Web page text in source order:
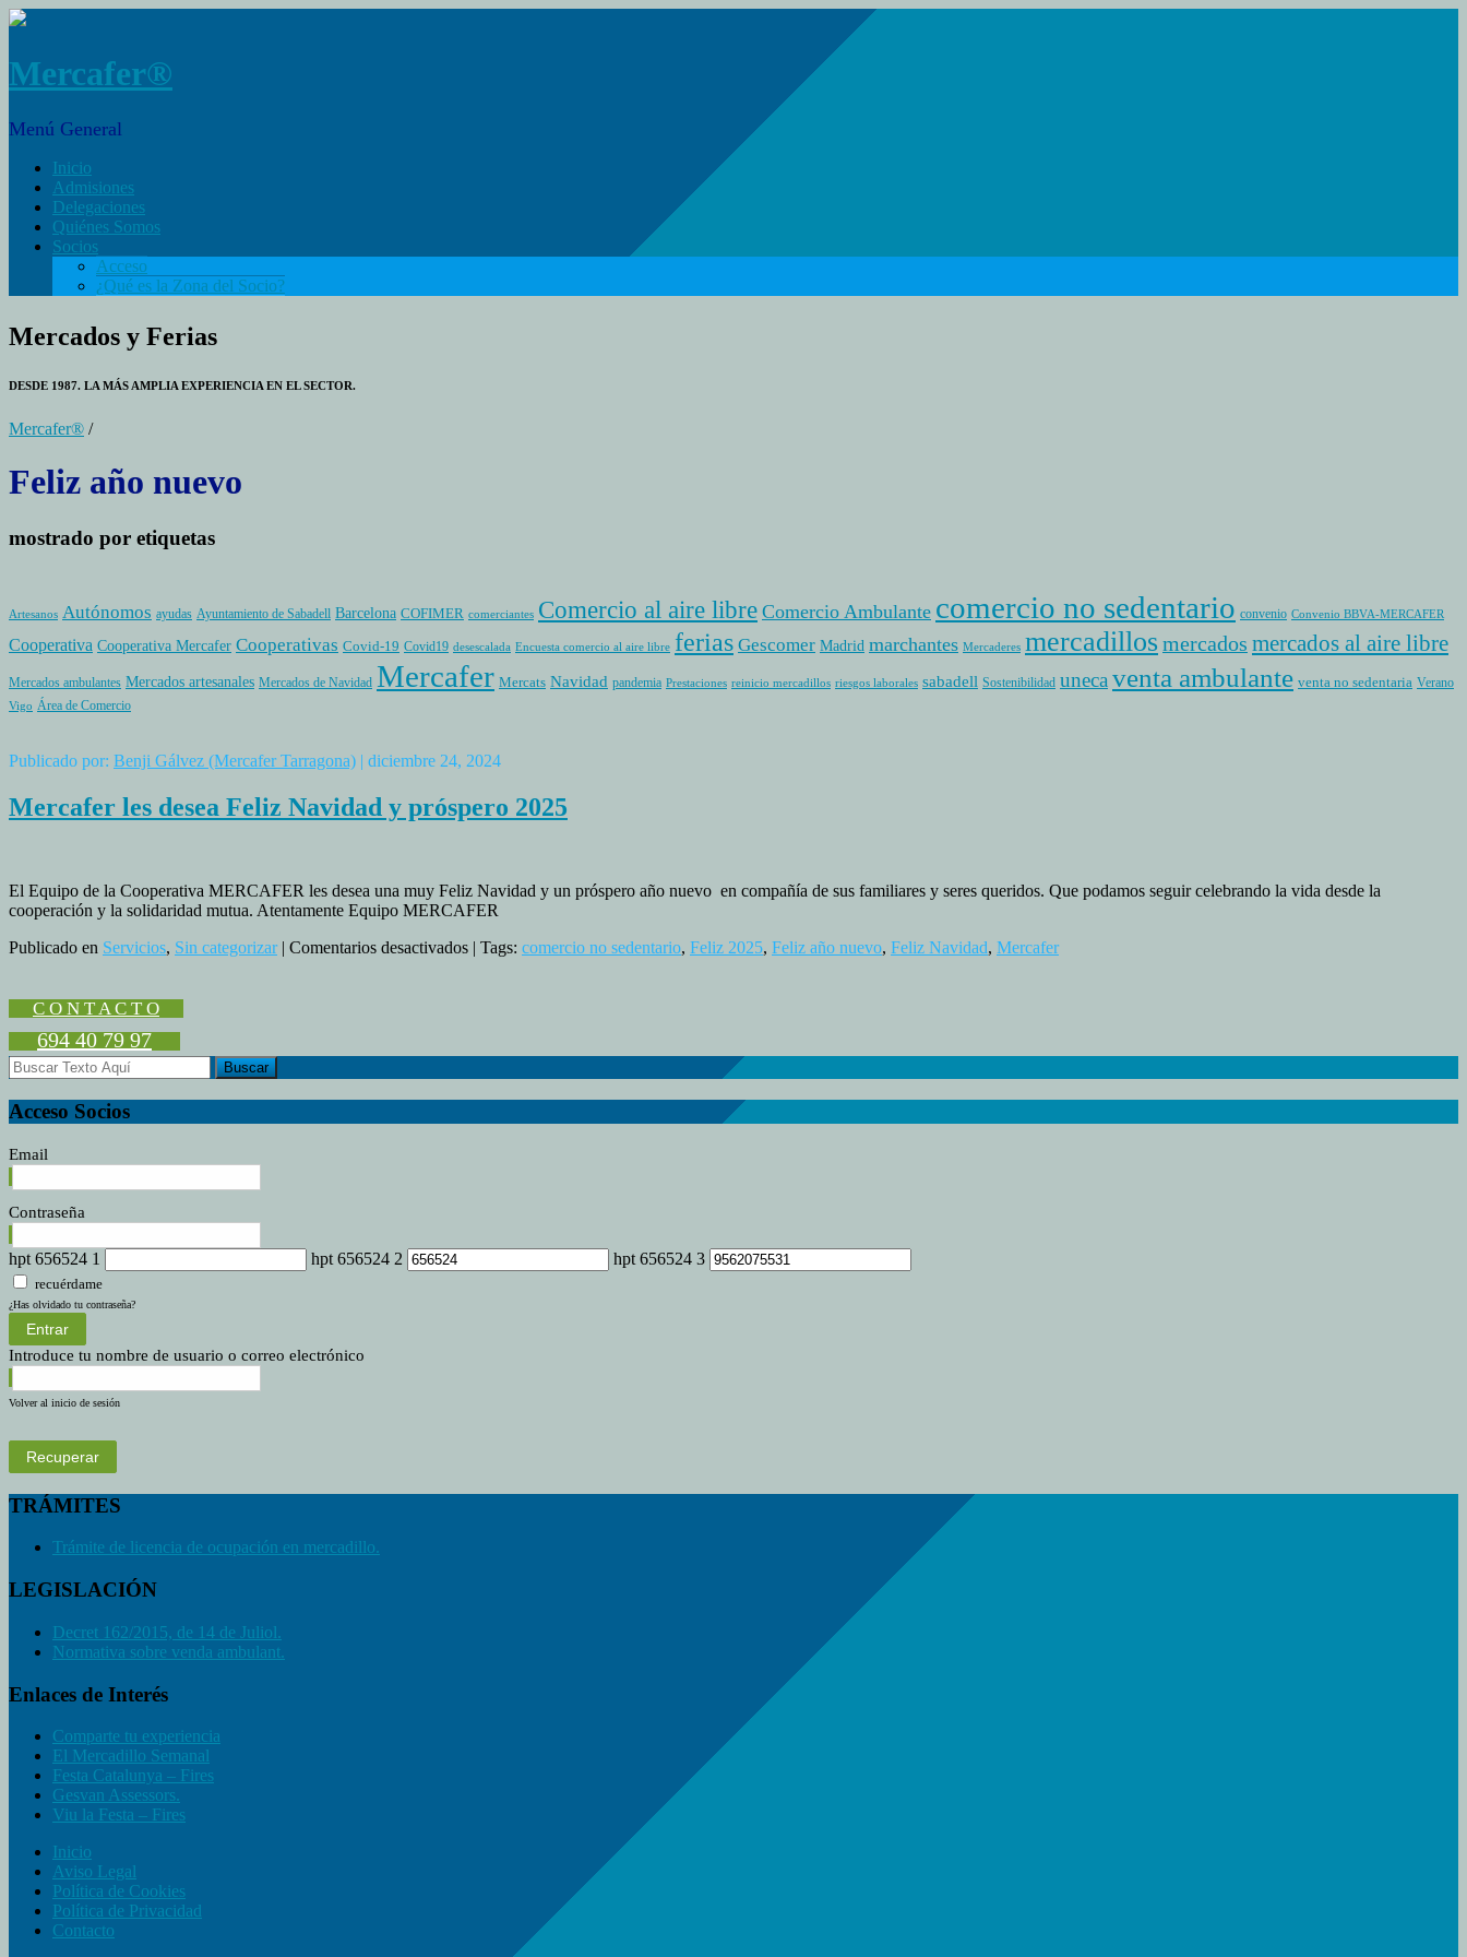
Mercafer®
Menú General
Inicio
Admisiones
Delegaciones
Quiénes Somos
Socios
Acceso
¿Qué es la Zona del Socio?
Mercados y Ferias
DESDE 1987. LA MÁS AMPLIA EXPERIENCIA EN EL SECTOR.
Mercafer® /
Feliz año nuevo
mostrado por etiquetas
Artesanos Autónomos ayudas Ayuntamiento de Sabadell Barcelona COFIMER comerciantes Comercio al aire libre Comercio Ambulante comercio no sedentario convenio Convenio BBVA-MERCAFER
Cooperativa Cooperativa Mercafer Cooperativas Covid-19 Covid19 desescalada Encuesta comercio al aire libre ferias Gescomer Madrid marchantes Mercaderes mercadillosmercados mercados al aire libre
Mercados ambulantes Mercados artesanales Mercados de Navidad Mercafer Mercats Navidad pandemia Prestaciones reinicio mercadillos riesgos laborales sabadell Sostenibilidad unecaventa ambulante venta no sedentaria Verano
Vigo Área de Comercio
Publicado por: Benji Gálvez (Mercafer Tarragona) | diciembre 24, 2024
Mercafer les desea Feliz Navidad y próspero 2025
El Equipo de la Cooperativa MERCAFER les desea una muy Feliz Navidad y un próspero año nuevo en compañía de sus familiares y seres queridos. Que podamos seguir celebrando la vida desde la
cooperación y la solidaridad mutua. Atentamente Equipo MERCAFER
Publicado en Servicios, Sin categorizar| Comentarios desactivadosen
próspero
2025
| Tags: comercio no sedentario, Feliz 2025, Feliz año nuevo, Feliz Navidad, Mercafer
C O N T A C T O
694 40 79 97
Acceso Socios
Email
Contraseña
hpt 656524 1 hpt 656524 2 hpt 656524 3
recuérdame
¿Has olvidado tu contraseña?
Entrar
Introduce tu nombre de usuario o correo electrónico
Volver al inicio de sesión
Recuperar
TRÁMITES
Trámite de licencia de ocupación en mercadillo.
LEGISLACIÓN
Decret 162/2015, de 14 de Juliol.
Normativa sobre venda ambulant.
Enlaces de Interés
Comparte tu experiencia
El Mercadillo Semanal
Festa Catalunya – Fires
Gesvan Assessors.
Viu la Festa – Fires
Inicio
Aviso Legal
Política de Cookies
Política de Privacidad
Contacto